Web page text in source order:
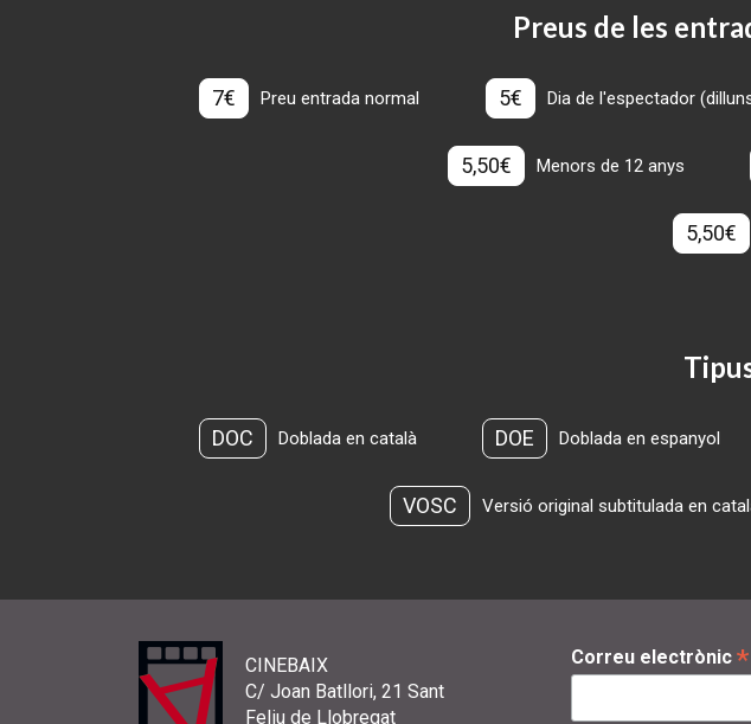
Preus de les
7€ Preu entrada normal 5€ Dia de l'espectador
5,50€ Menors de 12 anys
5,50€
DOC Doblada en català DOE Doblada en espanyol
VOSC Versió original subtitulada en
CINEBAIX
C/ Joan Batllori, 21 Sant
Feliu de Llobregat
Correu electrònic *